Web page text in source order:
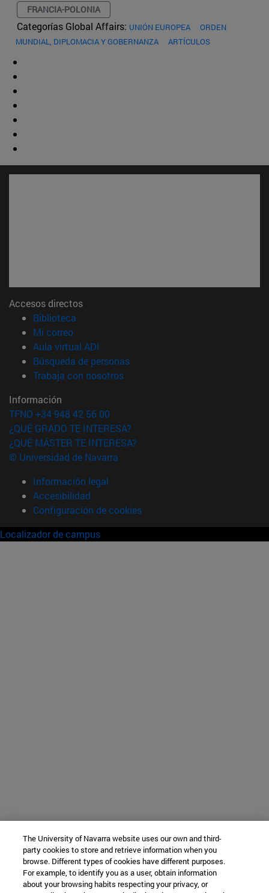
FRANCIA-POLONIA
Categorías Global Affairs: UNIÓN EUROPEA
ORDEN
MUNDIAL, DIPLOMACIA Y GOBERNANZA
ARTÍCULOS
Accesos directos
Biblioteca
Mi correo(abre en nueva ventana)
Aula virtual ADI
Búsqueda de personas(abre en nueva ventana)
Trabaja con nosotros(abre en nueva ventana)
Información
TFNO +34 948 42 56 00
¿QUÉ GRADO TE INTERESA?
¿QUÉ MÁSTER TE INTERESA?
© Universidad de Navarra
Información legal
Accesibilidad
Configuración de cookies
Localizador de campus
The University of Navarra website uses our own and third-
party cookies to store and retrieve information when you
browse. Different types of cookies have different purposes.
For example, to identify you as a user, obtain information
about your browsing habits respecting your privacy, or